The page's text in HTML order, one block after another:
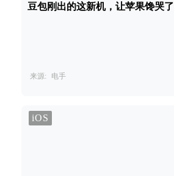
豆包刚出的这新机，让苹果馋哭了
来源: 电手
iOS